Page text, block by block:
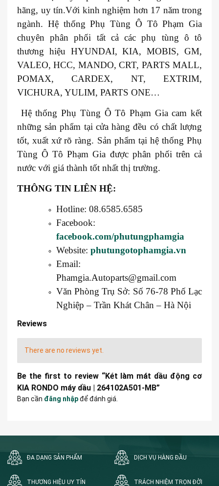
hãng, uy tín.Với kinh nghiệm hơn 17 năm trong
ngành. Hệ thống Phụ Tùng Ô Tô Phạm Gia
chuyên phân phối tất cả các phụ tùng ô tô
thương hiệu HYUNDAI, KIA, MOBIS, GM,
VALEO, HCC, MANDO, CRT, PARTS MALL,
POMAX, CARDEX, NT, EXTRIM,
VICHURA, YULIM, PARTS ONE…
Hệ thống Phụ Tùng Ô Tô Phạm Gia cam kết
những sản phẩm tại cửa hàng đều có chất lượng
tốt, xuất xứ rõ ràng. Sản phẩm tại hệ thống Phụ
Tùng Ô Tô Phạm Gia được phân phối trên cả
nước với giá thành tốt nhất thị trường.
THÔNG TIN LIÊN HỆ:
Hotline: 08.6585.6585
Facebook:
facebook.com/phutungphamgia
Website: phutungotophamgia.vn
Email:
Phamgia.Autoparts@gmail.com
Văn Phòng Trụ Sở: Số 76-78 Phố Lạc
Nghiệp – Trần Khát Chân – Hà Nội
Reviews
There are no reviews yet.
Be the first to review “Két làm mát dầu động cơ
KIA RONDO máy dầu | 264102A501-MB”
Bạn cần đăng nhậpđể đánh giá.
ĐA DẠNG SẢN PHẨM DỊCH VỤ HÀNG ĐẦU
THƯƠNG HIỆU UY TÍN TRÁCH NHIỆM TRỌN ĐỜI